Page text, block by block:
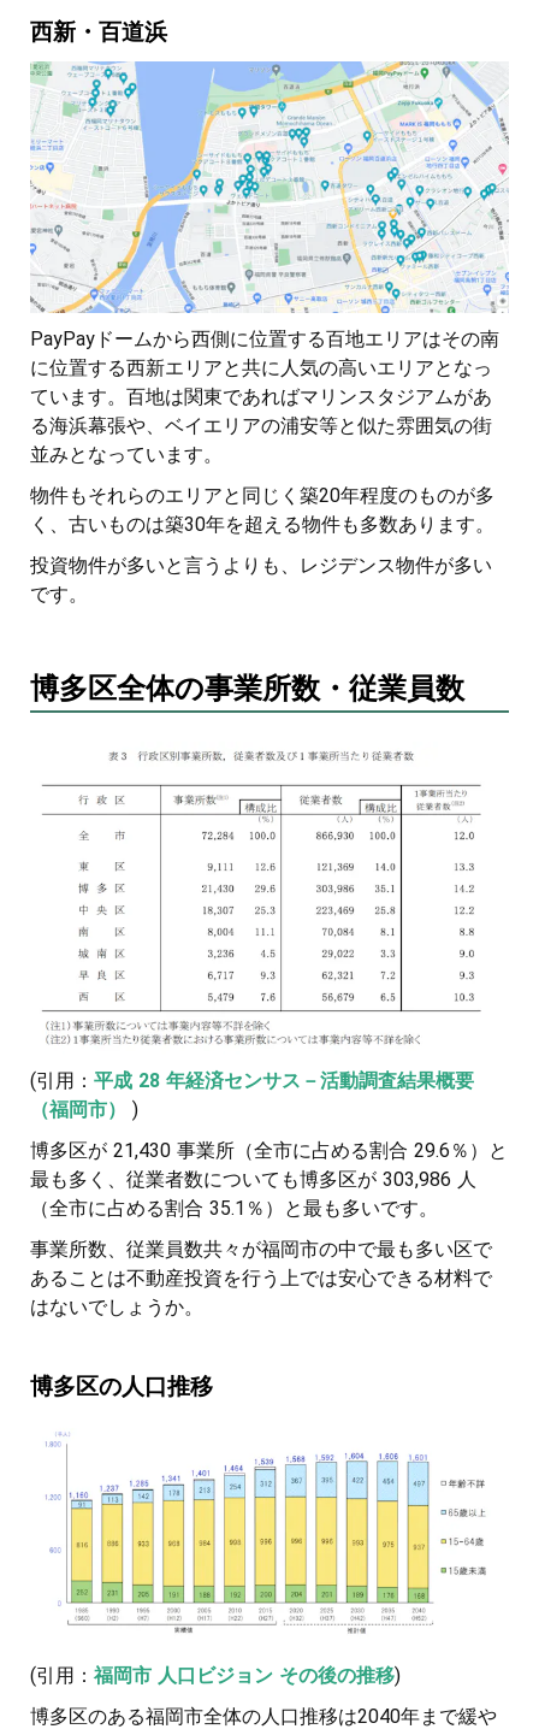
西新・百道浜
PayPayドームから西側に位置する百地エリアはその南
に位置する西新エリアと共に人気の高いエリアとなっ
ています。百地は関東であればマリンスタジアムがあ
る海浜幕張や、ベイエリアの浦安等と似た雰囲気の街
並みとなっています。
物件もそれらのエリアと同じく築20年程度のものが多
く、古いものは築30年を超える物件も多数あります。
投資物件が多いと言うよりも、レジデンス物件が多い
です。
博多区全体の事業所数・従業員数
(引用： 平成 28 年経済センサス－活動調査結果概要
（福岡市） )
博多区が 21,430 事業所（全市に占める割合 29.6％）と
最も多く、従業者数についても博多区が 303,986 人
（全市に占める割合 35.1％）と最も多いです。
事業所数、従業員数共々が福岡市の中で最も多い区で
あることは不動産投資を行う上では安心できる材料で
はないでしょうか。
博多区の人口推移
(引用： 福岡市 人口ビジョン その後の推移)
博多区のある福岡市全体の人口推移は2040年まで緩や